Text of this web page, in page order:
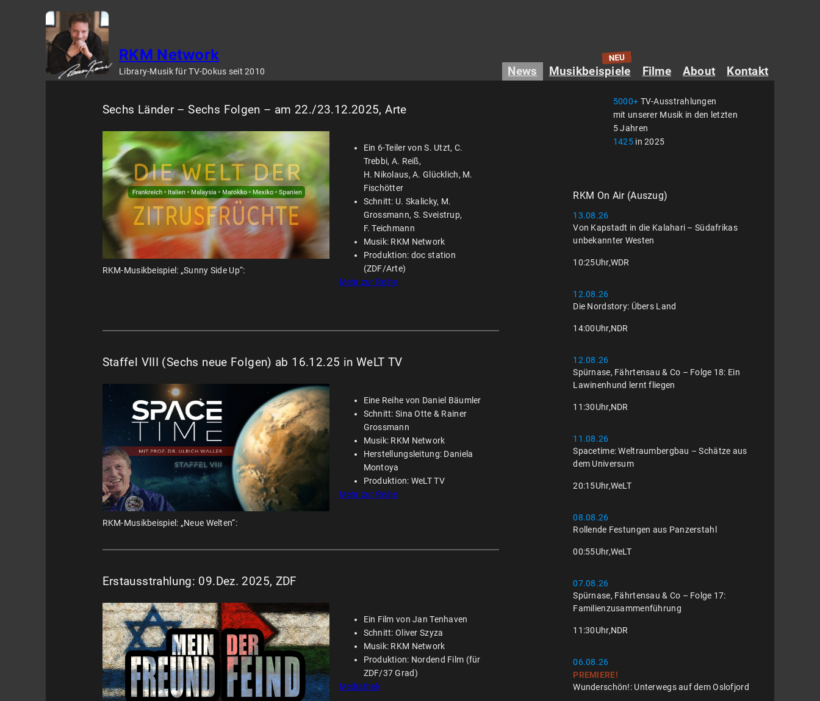
RKM Network
Library-Musik für TV-Dokus seit 2010 News Musikbeispiele Filme About Kontakt
Sechs Länder – Sechs Folgen – am 22./23.12.2025, Arte
RKM-Musikbeispiel: „Sunny Side Up“:
Ein 6-Teiler von S. Utzt, C.
Trebbi, A. Reiß,
H. Nikolaus, A. Glücklich, M.
Fischötter
Schnitt: U. Skalicky, M.
Grossmann, S. Sveistrup,
F. Teichmann
Musik: RKM Network
Produktion: doc station
(ZDF/Arte)
Mehr zur Reihe
Staffel VIII (Sechs neue Folgen) ab 16.12.25 in WeLT TV
RKM-Musikbeispiel: „Neue Welten“:
Eine Reihe von Daniel Bäumler
Schnitt: Sina Otte & Rainer
Grossmann
Musik: RKM Network
Herstellungsleitung: Daniela
Montoya
Produktion: WeLT TV
Mehr zur Reihe
Erstausstrahlung: 09.Dez. 2025, ZDF
Ein Film von Jan Tenhaven
Schnitt: Oliver Szyza
Musik: RKM Network
Produktion: Nordend Film (für
ZDF/37 Grad)
Mediathek
5000+ TV-Ausstrahlungen
mit unserer Musik in den letzten
5 Jahren
1425 in 2025
RKM On Air (Auszug)
13.08.26
Von Kapstadt in die Kalahari – Südafrikas
unbekannter Westen
10:25Uhr,WDR
12.08.26
Die Nordstory: Übers Land
14:00Uhr,NDR
12.08.26
Spürnase, Fährtensau & Co – Folge 18: Ein
Lawinenhund lernt fliegen
11:30Uhr,NDR
11.08.26
Spacetime: Weltraumbergbau – Schätze aus
dem Universum
20:15Uhr,WeLT
08.08.26
Rollende Festungen aus Panzerstahl
00:55Uhr,WeLT
07.08.26
Spürnase, Fährtensau & Co – Folge 17:
Familienzusammenführung
11:30Uhr,NDR
06.08.26
PREMIERE!
Wunderschön!: Unterwegs auf dem Oslofjord